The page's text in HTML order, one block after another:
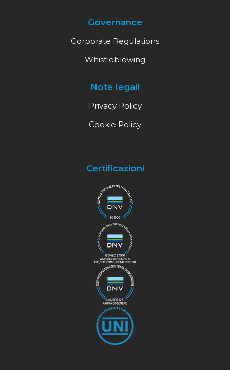
Governance
Corporate Regulations
Whistleblowing
Note legali
Privacy Policy
Cookie Policy
Certificazioni